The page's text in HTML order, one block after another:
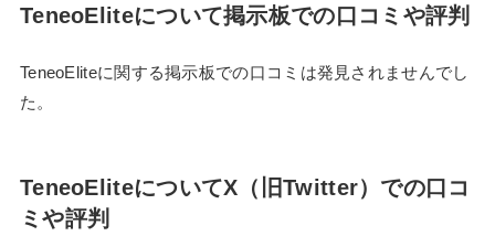
TeneoEliteについて掲示板での口コミや評判
TeneoEliteに関する掲示板での口コミは発見されませんでし
た。
TeneoEliteについてX（旧Twitter）での口コ
ミや評判